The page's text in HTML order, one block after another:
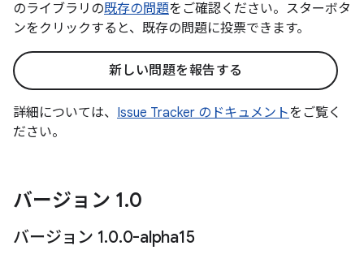
のライブラリの既存の問題をご確認ください。スターボタ
ンをクリックすると、既存の問題に投票できます。
新しい問題を報告する
詳細については、 Issue Tracker のドキュメントをご覧く
ださい。
バージョン 1.0
バージョン 1.0.0-alpha15